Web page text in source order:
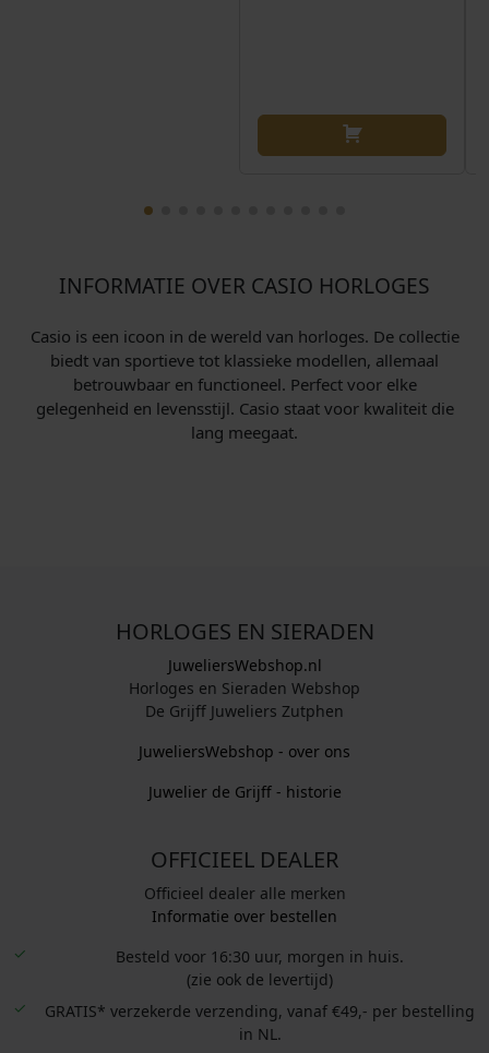
w
9
9
,
0
INFORMATIE OVER CASIO HORLOGES
Casio is een icoon in de wereld van horloges. De collectie
biedt van sportieve tot klassieke modellen, allemaal
betrouwbaar en functioneel. Perfect voor elke
gelegenheid en levensstijl. Casio staat voor kwaliteit die
lang meegaat.
HORLOGES EN SIERADEN
JuweliersWebshop.nl
Horloges en Sieraden Webshop
De Grijff Juweliers Zutphen
JuweliersWebshop - over ons
Juwelier de Grijff - historie
OFFICIEEL DEALER
Officieel dealer alle merken
Informatie over bestellen
Besteld voor 16:30 uur, morgen in huis.
(zie ook de levertijd)
GRATIS* verzekerde verzending, vanaf €49,- per bestelling
in NL.